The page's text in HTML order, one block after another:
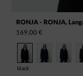
RONJA - RONJA,
169,00 €
black